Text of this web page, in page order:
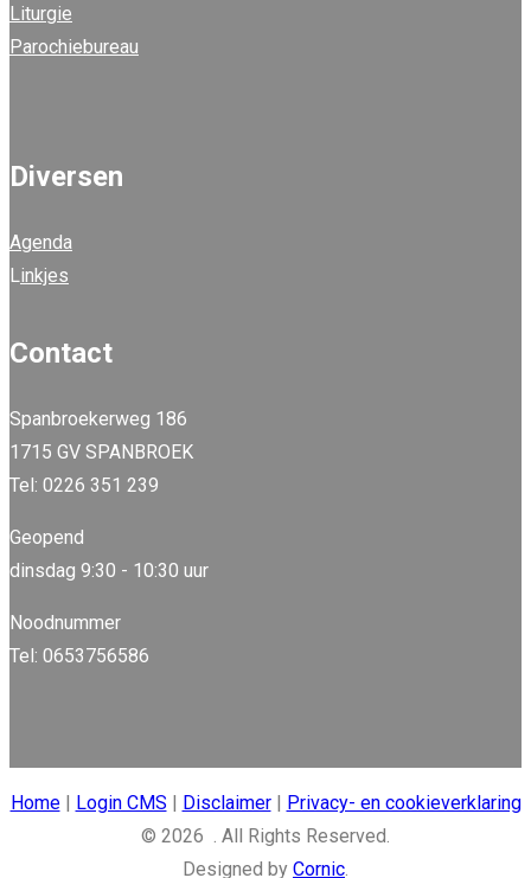
Liturgie
Parochiebureau
Diversen
Agenda
Linkjes
Contact
Spanbroekerweg 186
1715 GV SPANBROEK
Tel: 0226 351 239
Geopend
dinsdag 9:30 - 10:30 uur
Noodnummer
Tel: 0653756586
Home| Login CMS | Disclaimer| Privacy- en cookieverklaring
© 2026 . All Rights Reserved.
Designed by Cornic